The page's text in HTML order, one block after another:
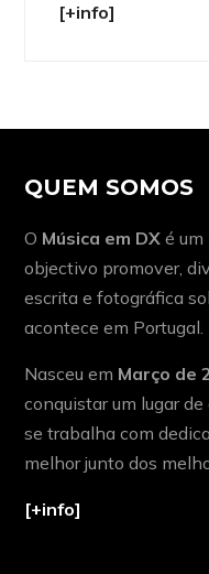
[+info]
QUEM SOMOS
O Música em DX é um
objectivo promover,
escrita e fotográfica
acontece em Portugal.
Nasceu em Março de
conquistar um lugar
se trabalha com
melhor junto dos
[+info]